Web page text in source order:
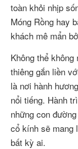
toàn khỏi nhịp
Móng Rồng hay
khách mê mẩn
Không thể không
thiêng gắn liền
là nơi hành
nổi tiếng. Hành
những con
cổ kính sẽ mang
bất kỳ ai.